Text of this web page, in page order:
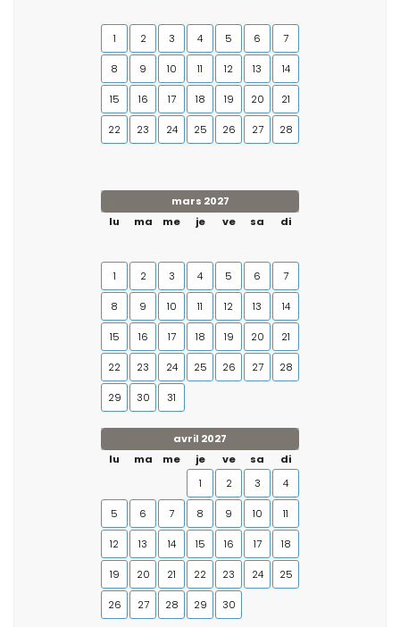
1 2 3 4 5 6 7
8 9 10 11 12 13 14
15 16 17 18 19 20 21
22 23 24 25 26 27 28
mars 2027
lu
ma me je ve sa di
1 2 3 4 5 6 7
8 9 10 11 12 13 14
15 16 17 18 19 20 21
22 23 24 25 26 27 28
29 30 31
avril 2027
lu
ma me je ve sa
di
1
2 3 4
5 6 7 8 9 10 11
12 13 14 15 16 17 18
19 20 21 22 23 24 25
26 27 28 29 30